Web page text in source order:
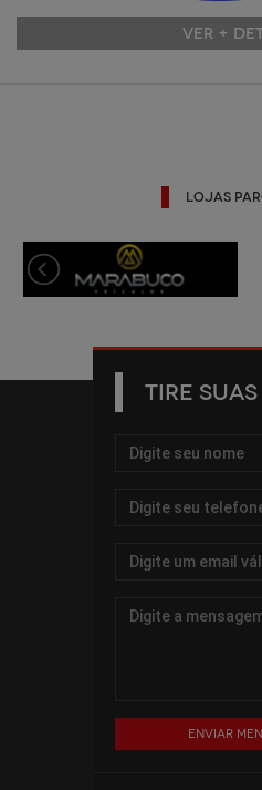
VER +
Lojas
TIRE
Enviar